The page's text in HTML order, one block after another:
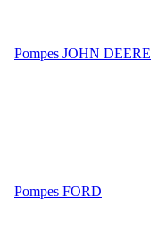
Pompes JOHN DEERE
Pompes FORD